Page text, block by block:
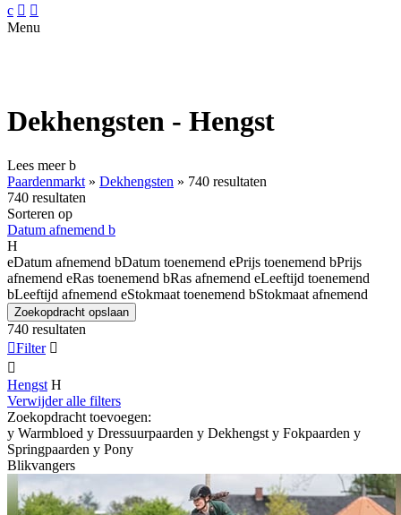
c  
Menu
Dekhengsten - Hengst
Lees meerb
Paardenmarkt » Dekhengsten » 740 resultaten
740 resultaten
Sorteren op
Datum afnemend b
H
eDatum afnemend bDatum toenemend ePrijs toenemend bPrijs
afnemend eRas toenemend bRas afnemend eLeeftijd toenemend
bLeeftijd afnemend eStokmaat toenemend bStokmaat afnemend
Zoekopdracht opslaan
740 resultaten
Filter 

Hengst H
Verwijder alle filters
Zoekopdracht toevoegen:
y Warmbloed y Dressuurpaarden y Dekhengst y Fokpaarden y
Springpaarden y Pony
Blikvangers